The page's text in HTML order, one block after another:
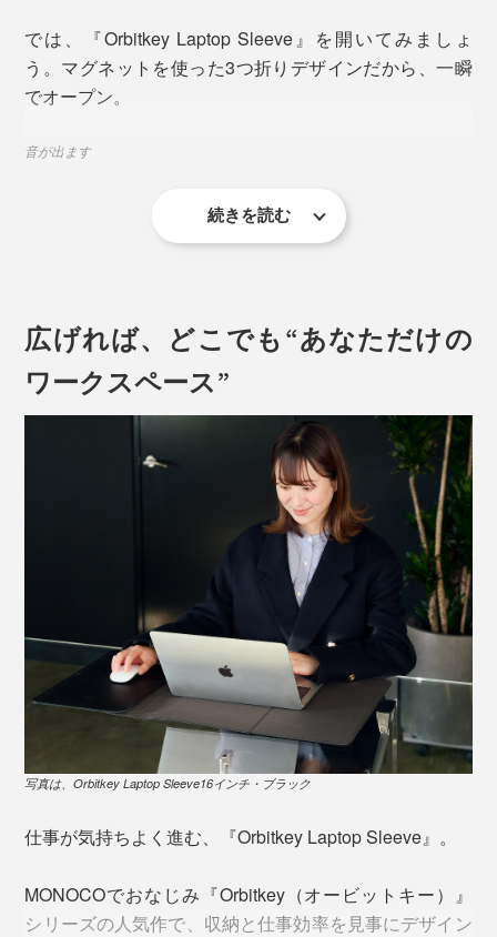
パソコンを取り出して、フラップを広げれば、なんと、
写真は、Orbitkey Laptop Sleeve16インチ・ブラック
マグネットを使った3つ折りデザインなので、広げるの
も、畳むのも、スピーディ。
ノートパソコンの取り出しも、収納も、すばやくできま
す。
では、『Orbitkey Laptop Sleeve』を開いてみましょ
う。マグネットを使った3つ折りデザインだから、一瞬
でオープン。
音が出ます
左右どちらにも開けるから、右利きの人も、左利きの人
広げたフラップは、そのままデスクマットに変身。収納
ポケットから、ノートパソコンを取り出したら、デスク
マットに置いてください。
続きを読む
広げれば、どこでも“あなただけの
ワークスペース”
写真は、Orbitkey Laptop Sleeve16インチ・ブラック
仕事が気持ちよく進む、『Orbitkey Laptop Sleeve』。
MONOCOでおなじみ『Orbitkey（オービットキー）』
シリーズの人気作で、収納と仕事効率を見事にデザイン